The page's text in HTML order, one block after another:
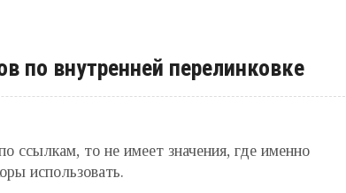
по внутренней перелинковке
ссылкам, то не имеет значения, где именно
использовать.